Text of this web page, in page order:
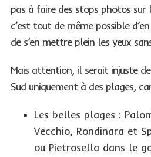
pas à faire des stops photos sur
c’est tout de même possible
de s’en mettre plein les yeux
Mais attention, il serait injuste
Sud uniquement à des plages,
Les belles plages :
Vecchio, Rondinara et
ou Pietrosella dans le